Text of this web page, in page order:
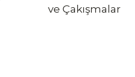
ve Çakışmalar